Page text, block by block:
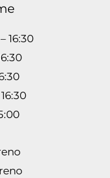
16:30